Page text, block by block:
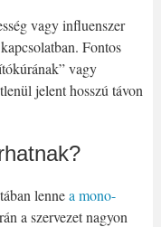
vagy influenszer
Fontos
vagy
jelent hosszú távon
lennea mono-
a szervezet nagyon